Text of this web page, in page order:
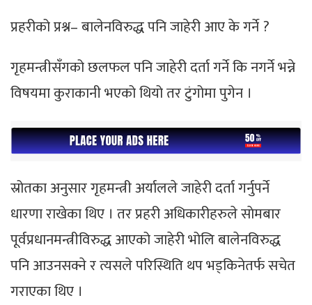
प्रहरीको प्रश्न– बालेनविरुद्ध पनि जाहेरी आए के गर्ने ?
गृहमन्त्रीसँगको छलफल पनि जाहेरी दर्ता गर्ने कि नगर्ने भन्ने
विषयमा कुराकानी भएको थियो तर टुंगोमा पुगेन ।
स्रोतका अनुसार गृहमन्त्री अर्यालले जाहेरी दर्ता गर्नुपर्ने
धारणा राखेका थिए । तर प्रहरी अधिकारीहरुले साेमबार
पूर्वप्रधानमन्त्रीविरुद्ध आएको जाहेरी भोलि बालेनविरुद्ध
पनि आउनसक्ने र त्यसले परिस्थिति थप भड्किनेतर्फ सचेत
गराएका थिए ।